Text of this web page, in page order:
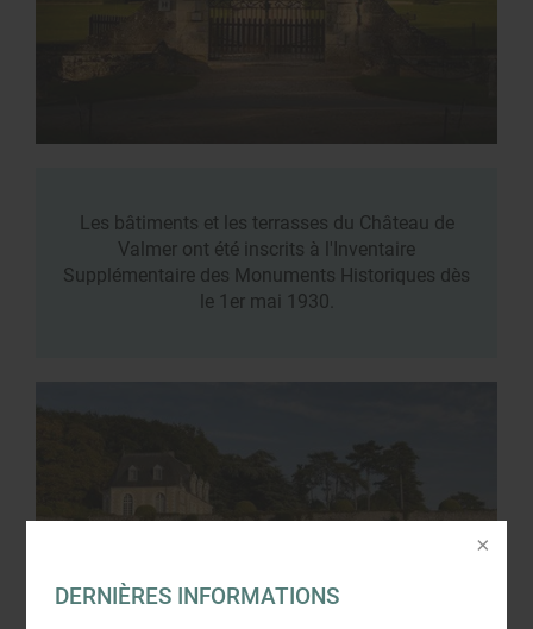
DERNIÈRES INFORMATIONS
Les bâtiments et les terrasses du Château de
Valmer ont été inscrits à l'Inventaire
Supplémentaire des Monuments Historiques dès
le 1er mai 1930.